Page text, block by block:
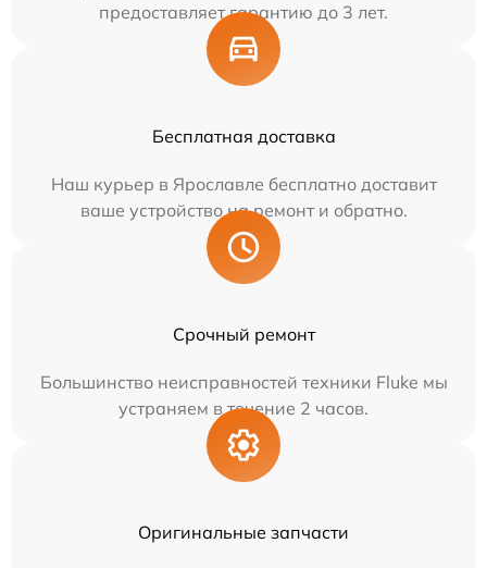
предоставляет гарантию до 3 лет.
Бесплатная доставка
Наш курьер в Ярославле бесплатно доставит
ваше устройство на ремонт и обратно.
Срочный ремонт
Большинство неисправностей техники Fluke мы
устраняем в течение 2 часов.
Оригинальные запчасти